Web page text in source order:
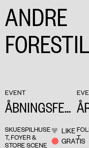
ANDRE
EVENT
ÅBNINGSFES
T
SKUESPILHUSE
T, FOYER &
STORE SCENE
LIKE
GRATIS
T